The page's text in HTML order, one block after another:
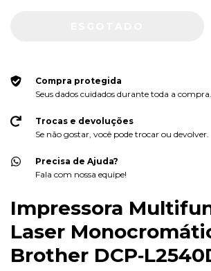
Compra protegida
Seus dados cuidados durante toda a compra.
Trocas e devoluções
Se não gostar, você pode trocar ou devolver.
Precisa de Ajuda?
Fala com nossa equipe!
Impressora
Laser
Brother